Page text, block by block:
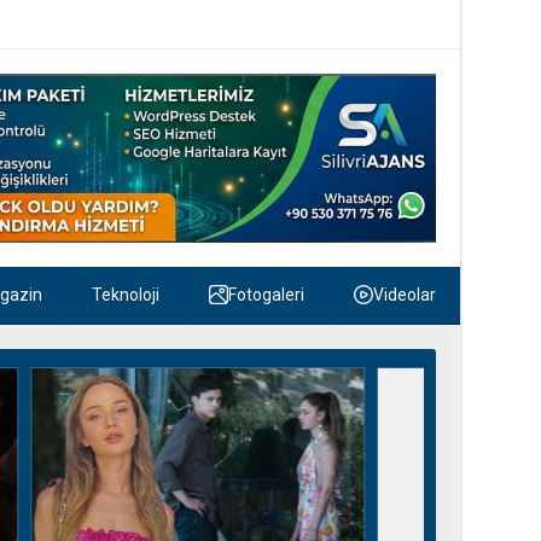
Teknoloji Fotogaleri Videolar